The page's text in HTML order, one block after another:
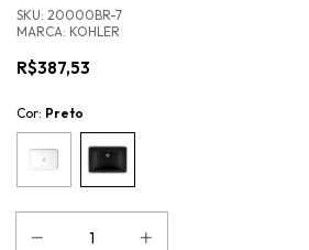
SKU: 20000BR-7
MARCA: KOHLER
R$387,53
Cor: Preto